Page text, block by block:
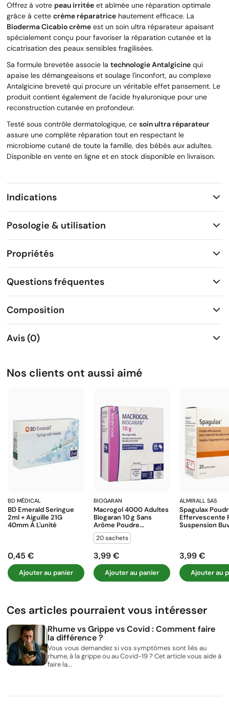
Offrez à votre peau irritée et abîmée une réparation optimale
grâce à cette crème réparatrice hautement efficace. La
Bioderma Cicabio crème est un soin ultra réparateur apaisant
spécialement conçu pour favoriser la réparation cutanée et la
cicatrisation des peaux sensibles fragilisées.
Sa formule brevetée associe la technologie Antalgicine qui
apaise les démangeaisons et soulage l'inconfort, au complexe
Antalgicine breveté qui procure un véritable effet pansement. Le
produit contient également de l'acide hyaluronique pour une
reconstruction cutanée en profondeur.
Testé sous contrôle dermatologique, ce soin ultra réparateur
assure une complète réparation tout en respectant le
microbiome cutané de toute la famille, des bébés aux adultes.
Disponible en vente en ligne et en stock disponible en livraison.
Indications
Posologie & utilisation
Propriétés
Questions fréquentes
Composition
Avis (0)
Nos clients ont aussi aimé
BD MÉDICAL
BD Emerald Seringue
2ml + Aiguille 21G
40mm À L'unité
Prix
0,45 €
Ajouter au panier
BIOGARAN
Macrogol 4000 Adultes
Biogaran 10 G Sans
Arôme Poudre...
20 sachets
Prix
3,99 €
Ajouter au panier
ALMIRALL SAS
Spagulax
Effervescente
Suspension
Prix
3,99 €
Ajouter au
Ces articles pourraient vous intéresser
Rhume vs Grippe vs Covid : Comment faire
la différence ?
Vous vous demandez si vos symptômes sont liés au
rhume, à la grippe ou au Covid-19 ? Cet article vous aide à
faire la...